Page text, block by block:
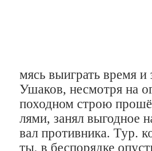
мясь вы­иг­рать вре­мя и
Уша­ков, не­смот­ря на
по­ход­ном строю
ля­ми, за­нял вы­год­ное
вал про­тив­ни­ка. Тур.
ты, в бес­по­ряд­ке